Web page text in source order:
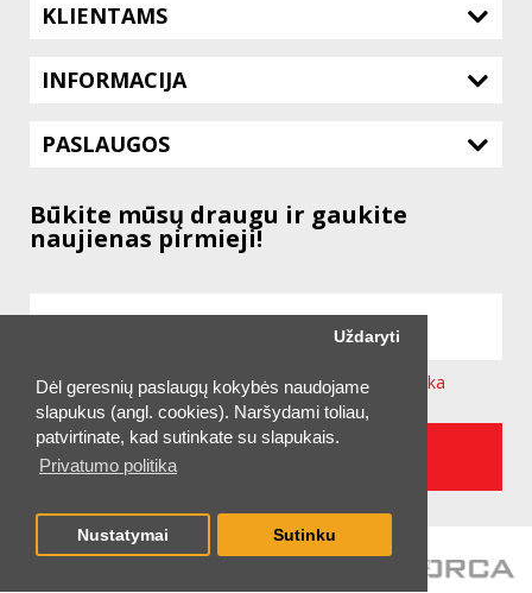
Dėl geresnių paslaugų kokybės naudojame
slapukus (angl. cookies). Naršydami toliau,
patvirtinate, kad sutinkate su slapukais.
Privatumo politika
Uždaryti
Nustatymai Sutinku
KLIENTAMS
INFORMACIJA
PASLAUGOS
Būkite mūsų draugu ir gaukite
naujienas pirmieji!
Sutinku su svetainėje taikomaPrivatumo Politika
UŽSAKYTI NAUJIENLAIŠKĮ
2026 © UAB "TECHNITIS LT"